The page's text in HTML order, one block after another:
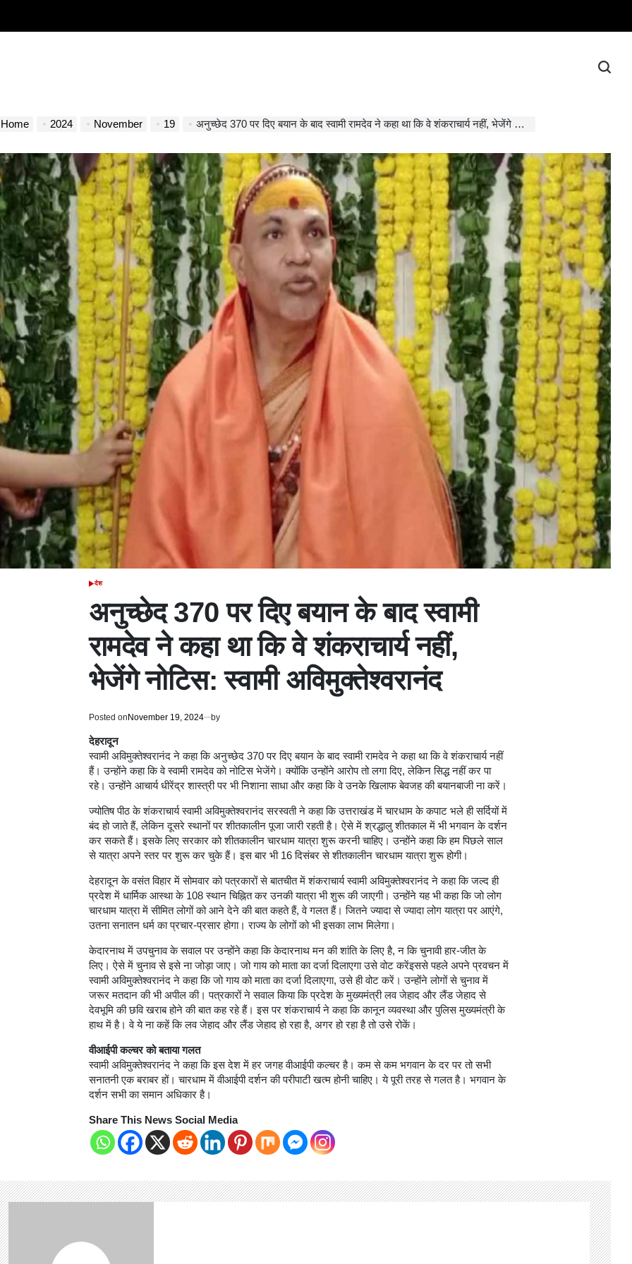
Home 2024 November 19 अनुच्छेद 370 पर दिए बयान के बाद स्वामी रामदेव ने कहा था कि वे शंकराचार्य नहीं, भेजेंगे नोटिस: स्वामी अविमुक्तेश्वरानंद
POSTED
देश
अनुच्छेद 370 पर दिए बयान के बाद स्वामी
रामदेव ने कहा था कि वे शंकराचार्य नहीं,
भेजेंगे नोटिस: स्वामी अविमुक्तेश्वरानंद
Posted on November 19, 2024 by
देहरादून
स्वामी अविमुक्तेश्वरानंद ने कहा कि अनुच्छेद 370 पर दिए बयान के बाद स्वामी रामदेव ने कहा था कि वे शंकराचार्य नहीं
हैं। उन्होंने कहा कि वे स्वामी रामदेव को नोटिस भेजेंगे। क्योंकि उन्होंने आरोप तो लगा दिए, लेकिन सिद्ध नहीं कर पा
रहे। उन्होंने आचार्य धीरेंद्र शास्त्री पर भी निशाना साधा और कहा कि वे उनके खिलाफ बेवजह की बयानबाजी ना करें।
ज्योतिष पीठ के शंकराचार्य स्वामी अविमुक्तेश्वरानंद सरस्वती ने कहा कि उत्तराखंड में चारधाम के कपाट भले ही सर्दियों में
बंद हो जाते हैं, लेकिन दूसरे स्थानों पर शीतकालीन पूजा जारी रहती है। ऐसे में श्रद्धालु शीतकाल में भी भगवान के दर्शन
कर सकते हैं। इसके लिए सरकार को शीतकालीन चारधाम यात्रा शुरू करनी चाहिए। उन्होंने कहा कि हम पिछले साल
से यात्रा अपने स्तर पर शुरू कर चुके हैं। इस बार भी 16 दिसंबर से शीतकालीन चारधाम यात्रा शुरू होगी।
देहरादून के वसंत विहार में सोमवार को पत्रकारों से बातचीत में शंकराचार्य स्वामी अविमुक्तेश्वरानंद ने कहा कि जल्द ही
प्रदेश में धार्मिक आस्था के 108 स्थान चिह्नित कर उनकी यात्रा भी शुरू की जाएगी। उन्होंने यह भी कहा कि जो लोग
चारधाम यात्रा में सीमित लोगों को आने देने की बात कहते हैं, वे गलत हैं। जितने ज्यादा से ज्यादा लोग यात्रा पर आएंगे,
उतना सनातन धर्म का प्रचार-प्रसार होगा। राज्य के लोगों को भी इसका लाभ मिलेगा।
केदारनाथ में उपचुनाव के सवाल पर उन्होंने कहा कि केदारनाथ मन की शांति के लिए है, न कि चुनावी हार-जीत के
लिए। ऐसे में चुनाव से इसे ना जोड़ा जाए। जो गाय को माता का दर्जा दिलाएगा उसे वोट करेंइससे पहले अपने प्रवचन में
स्वामी अविमुक्तेश्वरानंद ने कहा कि जो गाय को माता का दर्जा दिलाएगा, उसे ही वोट करें। उन्होंने लोगों से चुनाव में
जरूर मतदान की भी अपील की। पत्रकारों ने सवाल किया कि प्रदेश के मुख्यमंत्री लव जेहाद और लैंड जेहाद से
देवभूमि की छवि खराब होने की बात कह रहे हैं। इस पर शंकराचार्य ने कहा कि कानून व्यवस्था और पुलिस मुख्यमंत्री के
हाथ में है। वे ये ना कहें कि लव जेहाद और लैंड जेहाद हो रहा है, अगर हो रहा है तो उसे रोकें।
वीआईपी कल्चर को बताया गलत
स्वामी अविमुक्तेश्वरानंद ने कहा कि इस देश में हर जगह वीआईपी कल्चर है। कम से कम भगवान के दर पर तो सभी
सनातनी एक बराबर हों। चारधाम में वीआईपी दर्शन की परीपाटी खत्म होनी चाहिए। ये पूरी तरह से गलत है। भगवान के
दर्शन सभी का समान अधिकार है।
Share This News Social Media